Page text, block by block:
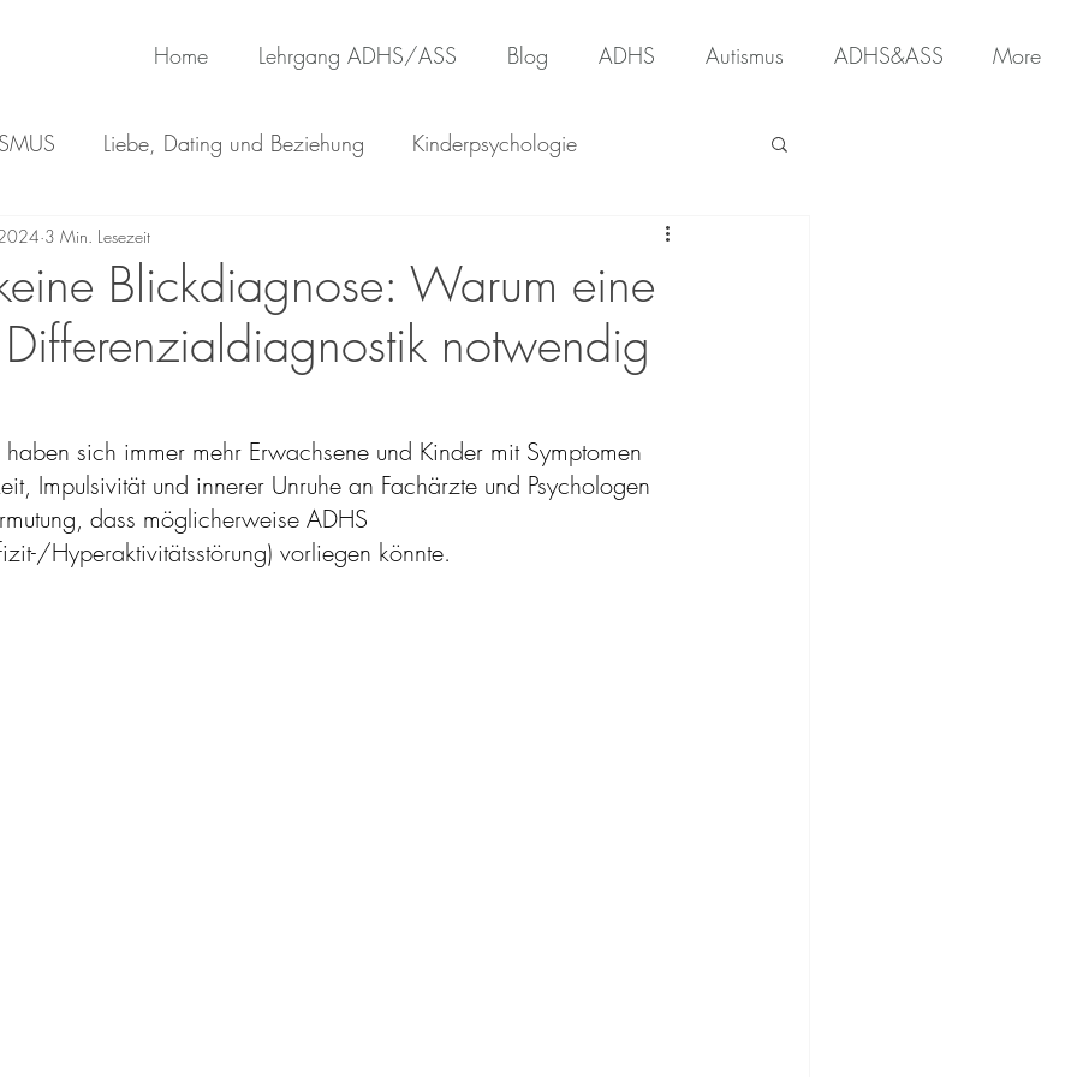
Home Lehrgang ADHS/ASS Blog ADHS Autismus ADHS&ASS More
Liebe, Dating und Beziehung Kinderpsychologie
Blickdiagnose: Warum eine
notwendig
3 Min. Lesezeit
haben sich immer mehr Erwachsene und Kinder mit Symptomen
Impulsivität und innerer Unruhe an Fachärzte und Psychologen
dass möglicherweise ADHS
Hyperaktivitätsstörung) vorliegen könnte.